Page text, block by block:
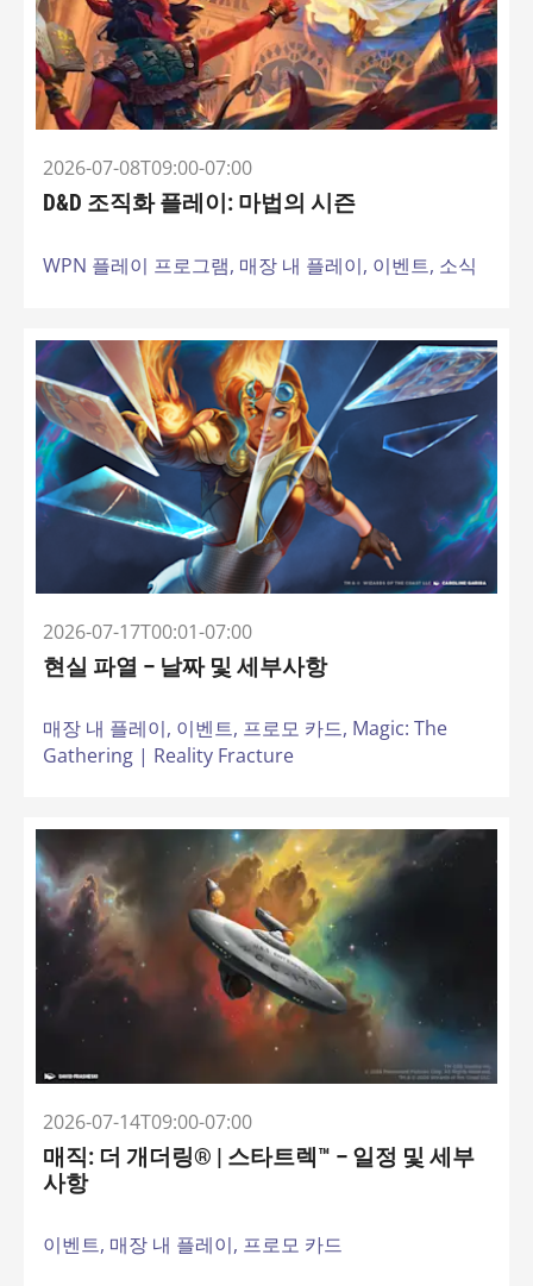
2026-07-08T09:00-07:00
D&D 조직화 플레이: 마법의 시즌
WPN 플레이 프로그램, 매장 내 플레이, 이벤트, 소식
2026-07-17T00:01-07:00
현실 파열 – 날짜 및 세부사항
매장 내 플레이, 이벤트, 프로모 카드, Magic: The
Gathering | Reality Fracture
2026-07-14T09:00-07:00
매직: 더 개더링® | 스타트렉™ – 일정 및 세부
사항
이벤트, 매장 내 플레이, 프로모 카드